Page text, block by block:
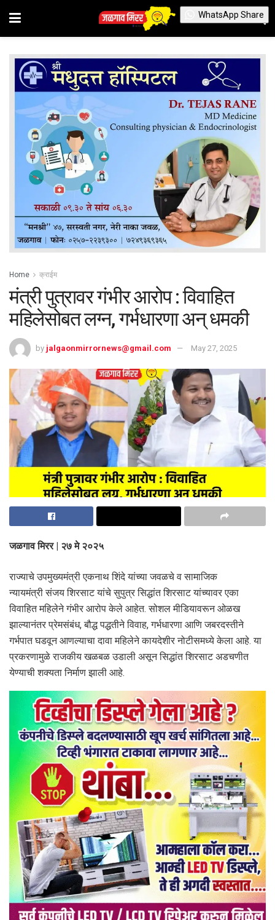
Home क्राईम
मंत्री पुत्रावर गंभीर आरोप : विवाहित
महिलेसोबत लग्न, गर्भधारणा अन् धमकी
by jalgaonmirrornews@gmail.com May 27, 2025
जळगाव मिरर | २७ मे २०२५
राज्याचे उपमुख्यमंत्री एकनाथ शिंदे यांच्या जवळचे व सामाजिक
न्यायमंत्री संजय शिरसाट यांचे सुपुत्र सिद्धांत शिरसाट यांच्यावर एका
विवाहित महिलेने गंभीर आरोप केले आहेत. सोशल मीडियावरून ओळख
झाल्यानंतर प्रेमसंबंध, बौद्ध पद्धतीने विवाह, गर्भधारणा आणि जबरदस्तीने
गर्भपात घडवून आणल्याचा दावा महिलेने कायदेशीर नोटीसमध्ये केला आहे. या
प्रकरणामुळे राजकीय खळबळ उडाली असून सिद्धांत शिरसाट अडचणीत
येण्याची शक्यता निर्माण झाली आहे.
WhatsApp Share